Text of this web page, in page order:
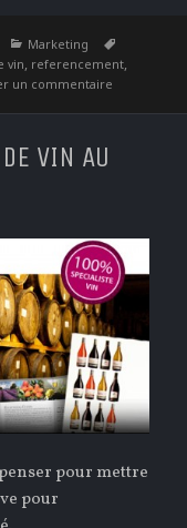
Catégories
Marketing
vin, referencement,
un commentaire
VIN AU
pour mettre
pour